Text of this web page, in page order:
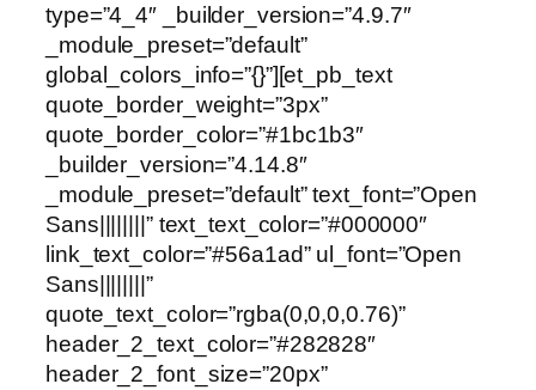
type=”4_4″ _builder_version=”4.9.7″
_module_preset=”default”
global_colors_info=”{}”][et_pb_text
quote_border_weight=”3px”
quote_border_color=”#1bc1b3″
_builder_version=”4.14.8″
_module_preset=”default” text_font=”Open
Sans||||||||” text_text_color=”#000000″
link_text_color=”#56a1ad” ul_font=”Open
Sans||||||||”
quote_text_color=”rgba(0,0,0,0.76)”
header_2_text_color=”#282828″
header_2_font_size=”20px”